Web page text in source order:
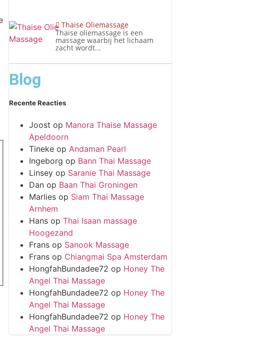
Thaise Oliemassage
Thaise oliemassage is een
massage waarbij het lichaam
zacht wordt...
Blog
Recente Reacties
Joost op Manora Thaise Massage
Apeldoorn
Tinekeop Andaman Pearl
Ingeborg op Bann Thai Massage
Linseyop Saranie Thai Massage
Danop Baan Thai Groningen
Marliesop Siam Thai Massage
Arnhem
Hansop Thai Isaan massage
Hoogezand
Fransop Sanook Massage
Fransop Chiangmai Spa Amsterdam
HongfahBundadee72 op Honey The
Angel Thai Massage
HongfahBundadee72 op Honey The
Angel Thai Massage
HongfahBundadee72 op Honey The
Angel Thai Massage